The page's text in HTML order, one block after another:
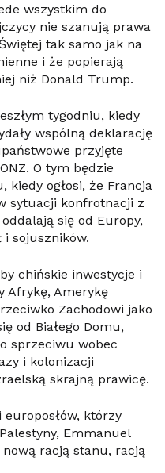
wszystkim do
nie szanują prawa
tak samo jak na
i że popierają
niż Donald Trump.
tygodniu, kiedy
wspólną deklarację
przyjęte
O tym będzie
kiedy ogłosi, że Francja
sytuacji konfrotnacji z
się od Europy,
i sojuszników.
chińskie inwestycje i
Afrykę, Amerykę
Zachodowi jako
od Białego Domu,
sprzeciwu wobec
i kolonizacji
skrajną prawicę.
którzy
Emmanuel
racją stanu, racją